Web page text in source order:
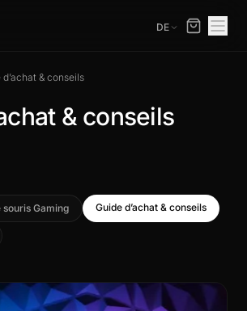
DE
d’achat & conseils
& conseils
souris Gaming Guide d’achat & conseils